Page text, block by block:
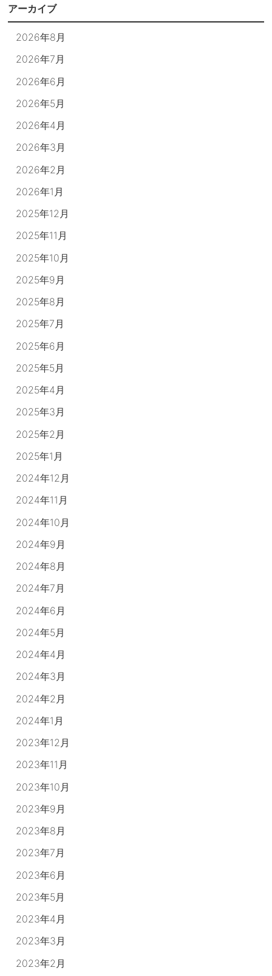
アーカイブ
2026年8月
2026年7月
2026年6月
2026年5月
2026年4月
2026年3月
2026年2月
2026年1月
2025年12月
2025年11月
2025年10月
2025年9月
2025年8月
2025年7月
2025年6月
2025年5月
2025年4月
2025年3月
2025年2月
2025年1月
2024年12月
2024年11月
2024年10月
2024年9月
2024年8月
2024年7月
2024年6月
2024年5月
2024年4月
2024年3月
2024年2月
2024年1月
2023年12月
2023年11月
2023年10月
2023年9月
2023年8月
2023年7月
2023年6月
2023年5月
2023年4月
2023年3月
2023年2月